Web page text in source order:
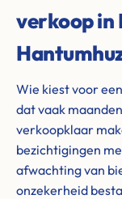
verkoop in
Wie kiest voor
dat vaak
verkoopklaar
bezichtigingen
afwachting van
onzekerheid